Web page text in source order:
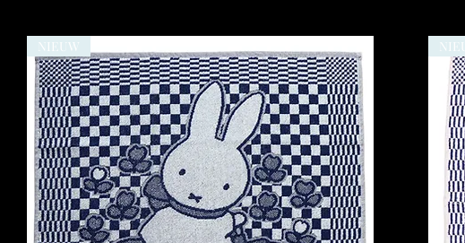
NIEUW